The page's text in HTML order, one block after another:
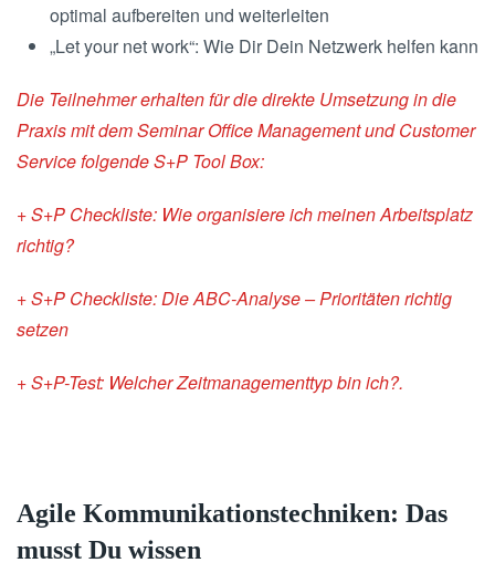
optimal aufbereiten und weiterleiten
„Let your net work“: Wie Dir Dein Netzwerk helfen kann
Die Teilnehmer erhalten für die direkte Umsetzung in die
Praxis mit dem Seminar Office Management und Customer
Service folgende S+P Tool Box:
+ S+P Checkliste: Wie organisiere ich meinen Arbeitsplatz
richtig?
+ S+P Checkliste: Die ABC-Analyse – Prioritäten richtig
setzen
+ S+P-Test: Welcher Zeitmanagementtyp bin ich?.
Agile Kommunikationstechniken: Das
musst Du wissen